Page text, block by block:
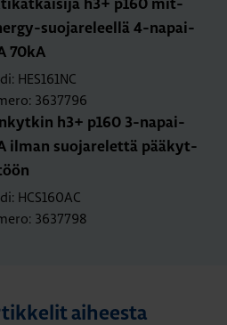
h3+ p160 mit­
suo­ja­re­leel­lä 4-na­pai­
70kA
HES161NC
3637796
h3+ p160 3-na­pai­
ilman suo­ja­re­let­tä pää­kyt­
HCS160AC
3637798
aiheesta